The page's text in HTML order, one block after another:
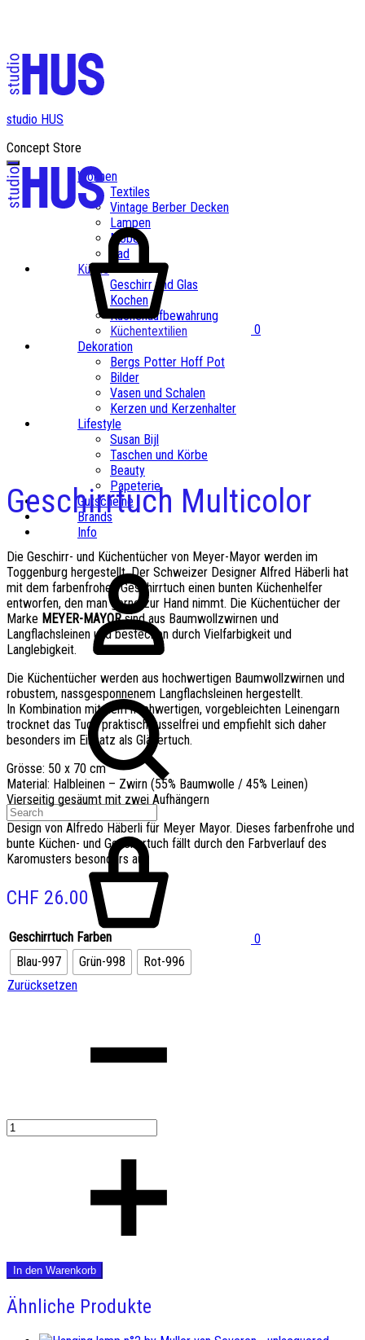
studio HUS
Concept Store
Wohnen
Textiles
Vintage Berber Decken
Lampen
Möbel
Bad
Küche
Geschirr und Glas
Kochen
Küchenaufbewahrung
Küchentextilien
Dekoration
Bergs Potter Hoff Pot
Bilder
Vasen und Schalen
Kerzen und Kerzenhalter
Lifestyle
Susan Bijl
Taschen und Körbe
Beauty
Papeterie
Gutscheine
Brands
Info
0
0
Geschirrtuch Multicolor
Die Geschirr- und Küchentücher von Meyer-Mayor werden im
Toggenburg hergestellt. Der Schweizer Designer Alfred Häberli hat
mit dem farbenfrohen Geschirrtuch einen bunten Küchenhelfer
entworfen, den man gerne zur Hand nimmt. Die Küchentücher der
Marke MEYER-MAYORsind aus Baumwollzwirnen und
Langflachsleinen und bestechen durch Vielfarbigkeit und
Langlebigkeit.
Die Küchentücher werden aus hochwertigen Baumwollzwirnen und
robustem, nassgesponnenem Langflachsleinen hergestellt.
In Kombination mit dem hochwertigen, vorgebleichten Leinengarn
trocknet das Tuch praktisch fusselfrei und empfiehlt sich daher
besonders im Einsatz als Gläsertuch.
Grösse: 50 x 70 cm
Material: Halbleinen – Zwirn (55% Baumwolle / 45% Leinen)
Vierseitig gesäumt mit zwei Aufhängern
Design von Alfredo Häberli für Meyer Mayor. Dieses farbenfrohe und
bunte Küchen- und Geschirrtuch fällt durch den Farbverlauf des
Karomusters besonders auf.
CHF 26.00
Geschirrtuch Farben
Blau-997
Grün-998
Rot-996
Zurücksetzen
In den Warenkorb
Ähnliche Produkte